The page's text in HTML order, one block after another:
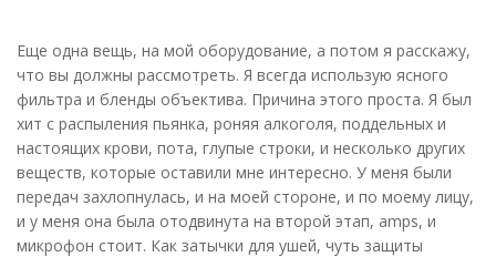
Еще одна вещь, на мой оборудование, а потом я расскажу,
что вы должны рассмотреть. Я всегда использую ясного
фильтра и бленды объектива. Причина этого проста. Я был
хит с распыления пьянка, роняя алкоголя, поддельных и
настоящих крови, пота, глупые строки, и несколько других
веществ, которые оставили мне интересно. У меня были
передач захлопнулась, и на моей стороне, и по моему лицу,
и у меня она была отодвинута на второй этап, amps, и
микрофон стоит. Как затычки для ушей, чуть защиты